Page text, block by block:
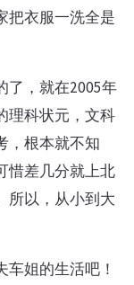
把衣服一洗全是
了，就在2005年
理科状元，文科
，根本就不知
惜差几分就上北
所以，从小到大
姐的生活吧！